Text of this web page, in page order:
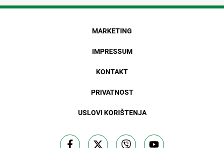
MARKETING
IMPRESSUM
KONTAKT
PRIVATNOST
USLOVI KORIŠTENJA